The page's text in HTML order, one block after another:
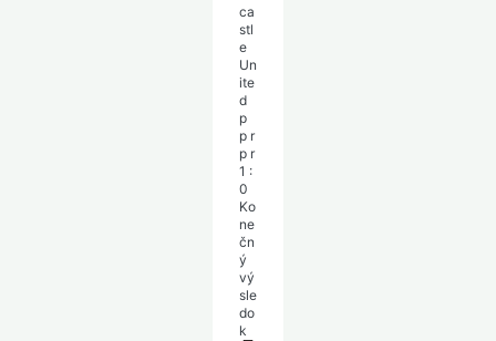
ca
stl
e
Un
ite
d
p
p r
p r
1 :
0
Ko
ne
čn
ý
vý
sle
do
k